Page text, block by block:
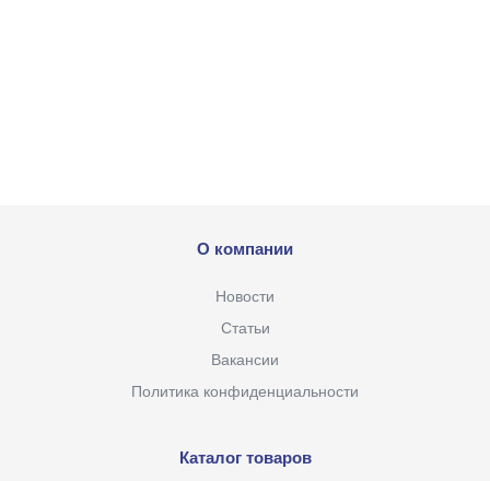
О компании
Новости
Статьи
Вакансии
Политика конфиденциальности
Каталог товаров